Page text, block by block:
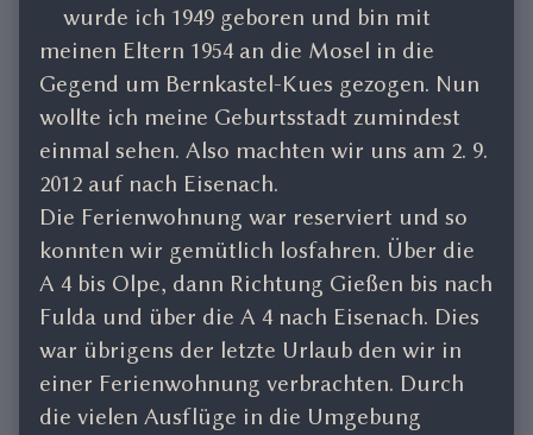
wurde ich 1949 geboren und bin mit
meinen Eltern 1954 an die Mosel in die
Gegend um Bernkastel-Kues gezogen. Nun
wollte ich meine Geburtsstadt zumindest
einmal sehen. Also machten wir uns am 2. 9.
2012 auf nach Eisenach.
Die Ferienwohnung war reserviert und so
konnten wir gemütlich losfahren. Über die
A 4 bis Olpe, dann Richtung Gießen bis nach
Fulda und über die A 4 nach Eisenach. Dies
war übrigens der letzte Urlaub den wir in
einer Ferienwohnung verbrachten. Durch
die vielen Ausflüge in die Umgebung